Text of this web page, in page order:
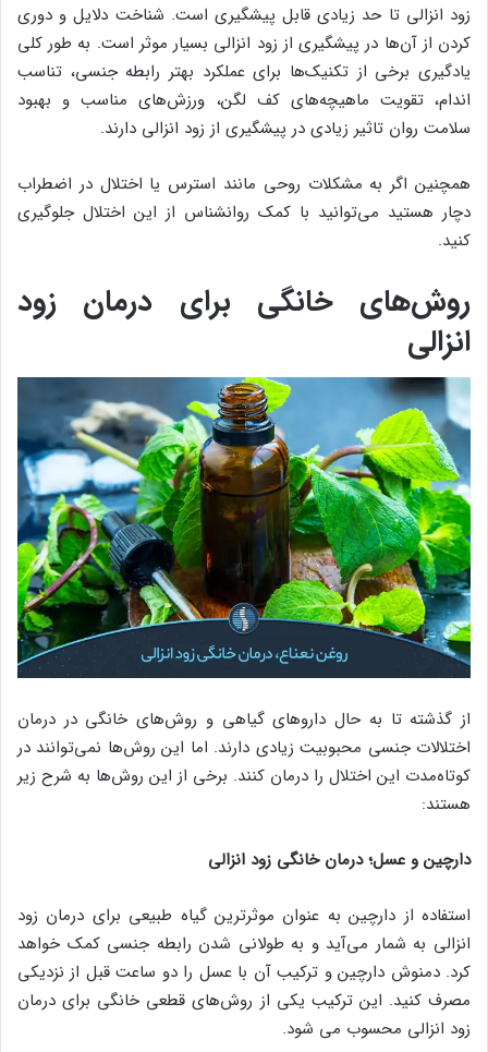
زود انزالی تا حد زیادی قابل پیشگیری است. شناخت دلایل و دوری
کردن از آن‌ها در پیشگیری از زود انزالی بسیار موثر است. به طور کلی
یادگیری برخی از تکنیک‌ها برای عملکرد بهتر رابطه جنسی، تناسب
اندام، تقویت ماهیچه‌های کف لگن، ورزش‌های مناسب و بهبود
سلامت روان تاثیر زیادی در پیشگیری از زود انزالی دارند.
همچنین اگر به مشکلات روحی مانند استرس یا اختلال در اضطراب
دچار هستید می‌توانید با کمک روانشناس از این اختلال جلوگیری
کنید.
روش‌های خانگی برای درمان زود
انزالی
از گذشته تا به حال داروهای گیاهی و روش‌های خانگی در درمان
اختلالات جنسی محبوبیت زیادی دارند. اما این روش‌ها نمی‌توانند در
کوتاه‌مدت این اختلال را درمان کنند. برخی از این روش‌ها به شرح زیر
هستند:
دارچین و عسل؛ درمان خانگی زود انزالی
استفاده از دارچین به عنوان موثرترین گیاه طبیعی برای درمان زود
انزالی به شمار می‌آید و به طولانی شدن رابطه جنسی کمک خواهد
کرد. دمنوش دارچین و ترکیب آن با عسل را دو ساعت قبل از نزدیکی
مصرف کنید. این ترکیب یکی از روش‌های قطعی خانگی برای درمان
زود انزالی محسوب می شود.